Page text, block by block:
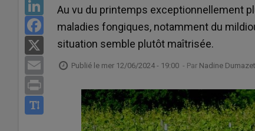
LinkedIn
Facebook
Email
Au vu du printemps exceptionnellement
maladies fongiques, notamment du
situation semble plutôt maîtrisée.
Publié le mer 12/06/2024 - 19:00 - Par Nadine Dumazet